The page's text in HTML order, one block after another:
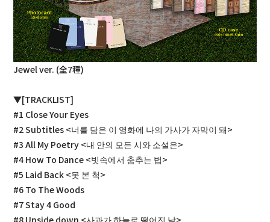
Jewel ver. (全7種)
▼[TRACKLIST]
#1 Close Your Eyes
#2 Subtitles <너를 담은 이 영화에 나의 가사가 자막이 돼>
#3 All My Poetry <내 안의 모든 시와 소설은>
#4 How To Dance <빗속에서 춤추는 법>
#5 Laid Back <못 본 척>
#6 To The Woods
#7 Stay 4 Good
#8 Upside down <사과가 하늘로 떨어진 날>